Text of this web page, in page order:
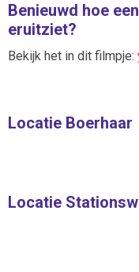
Benieuwd hoe
eruitziet?
Bekijk het in dit filmpje:
Locatie Boerhaar
Locatie